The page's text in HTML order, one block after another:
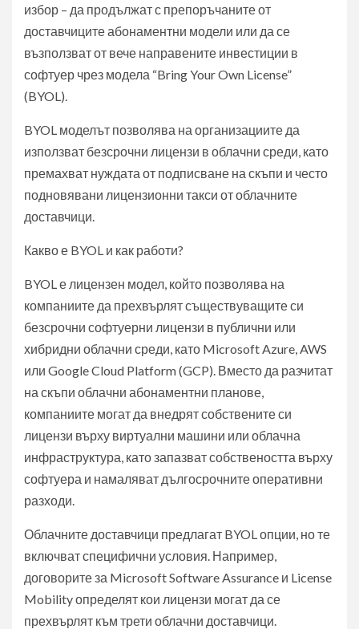
избор – да продължат с препоръчаните от
доставчиците абонаментни модели или да се
възползват от вече направените инвестиции в
софтуер чрез модела “Bring Your Own License”
(BYOL).
BYOL моделът позволява на организациите да
използват безсрочни лицензи в облачни среди, като
премахват нуждата от подписване на скъпи и често
подновявани лицензионни такси от облачните
доставчици.
Какво е BYOL и как работи?
BYOL е лицензен модел, който позволява на
компаниите да прехвърлят съществуващите си
безсрочни софтуерни лицензи в публични или
хибридни облачни среди, като Microsoft Azure, AWS
или Google Cloud Platform (GCP). Вместо да разчитат
на скъпи облачни абонаментни планове,
компаниите могат да внедрят собствените си
лицензи върху виртуални машини или облачна
инфраструктура, като запазват собствеността върху
софтуера и намаляват дългосрочните оперативни
разходи.
Облачните доставчици предлагат BYOL опции, но те
включват специфични условия. Например,
договорите за Microsoft Software Assurance и License
Mobility определят кои лицензи могат да се
прехвърлят към трети облачни доставчици.